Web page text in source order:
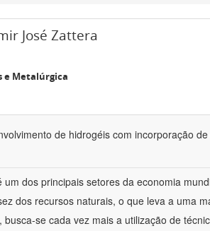
José Zattera
e Metalúrgica
de hidrogéis com incorporação
um dos principais setores da economia
dos recursos naturais, o que leva a uma
busca-se cada vez mais a utilização de